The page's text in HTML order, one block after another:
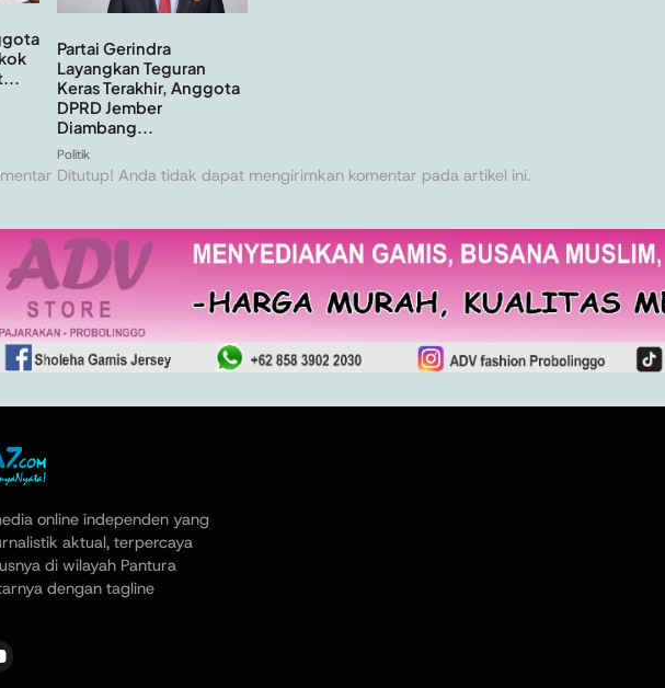
Partai Gerindra
Layangkan Teguran
Keras Terakhir, Anggota
DPRD Jember
Diambang...
Politik
Ditutup! Anda tidak dapat mengirimkan komentar pada artikel ini.
online independen yang
aktual, terpercaya
di wilayah Pantura
dengan tagline